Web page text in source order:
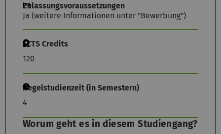
Worum geht es in diesem Studiengang?
Zulassungsvoraussetzungen
Ja (weitere Informationen unter "Bewerbung")
ECTS Credits
120
Regelstudienzeit (in Semestern)
4